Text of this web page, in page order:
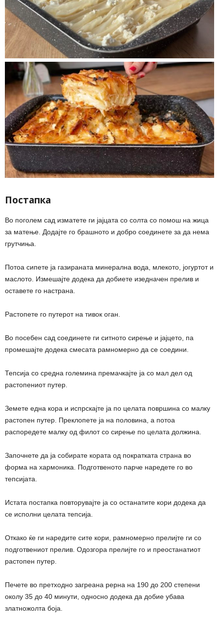
Постапка
Во поголем сад изматете ги јајцата со солта со помош на жица
за матење. Додајте го брашното и добро соединете за да нема
грутчиња.
Потоа сипете ја газираната минерална вода, млекото, јогуртот и
маслото. Измешајте додека да добиете изедначен прелив и
оставете го настрана.
Растопете го путерот на тивок оган.
Во посебен сад соединете ги ситното сирење и јајцето, па
промешајте додека смесата рамномерно да се соедини.
Тепсија со средна големина премачкајте ја со мал дел од
растопениот путер.
Земете една кора и испрскајте ја по целата површина со малку
растопен путер. Преклопете ја на половина, а потоа
распоредете малку од филот со сирење по целата должина.
Започнете да ја собирате кората од пократката страна во
форма на хармоника. Подготвеното парче наредете го во
тепсијата.
Истата постапка повторувајте ја со останатите кори додека да
се исполни целата тепсија.
Откако ќе ги наредите сите кори, рамномерно прелијте ги со
подготвениот прелив. Одозгора прелијте го и преостанатиот
растопен путер.
Печете во претходно загреана рерна на 190 до 200 степени
околу 35 до 40 минути, односно додека да добие убава
златножолта боја.